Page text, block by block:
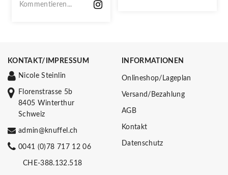
Kommentieren...
KONTAKT/IMPRESSUM
Nicole Steinlin
Florenstrasse 5b
8405 Winterthur
Schweiz
admin@knuffel.ch
0041 (0)78 717 12 06
CHE-388.132.518
INFORMATIONEN
Onlineshop/Lageplan
Versand/Bezahlung
AGB
Kontakt
Datenschutz